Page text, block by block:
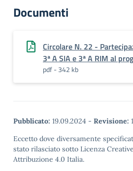
Documenti
Circolare N. 22 -
3ª A SIA e 3ª A RIM al
pdf - 342 kb
Pubblicato: 19.09.2024 - Revisione:
Eccetto dove diversamente
stato rilasciato sotto Licenza
Attribuzione 4.0 Italia.